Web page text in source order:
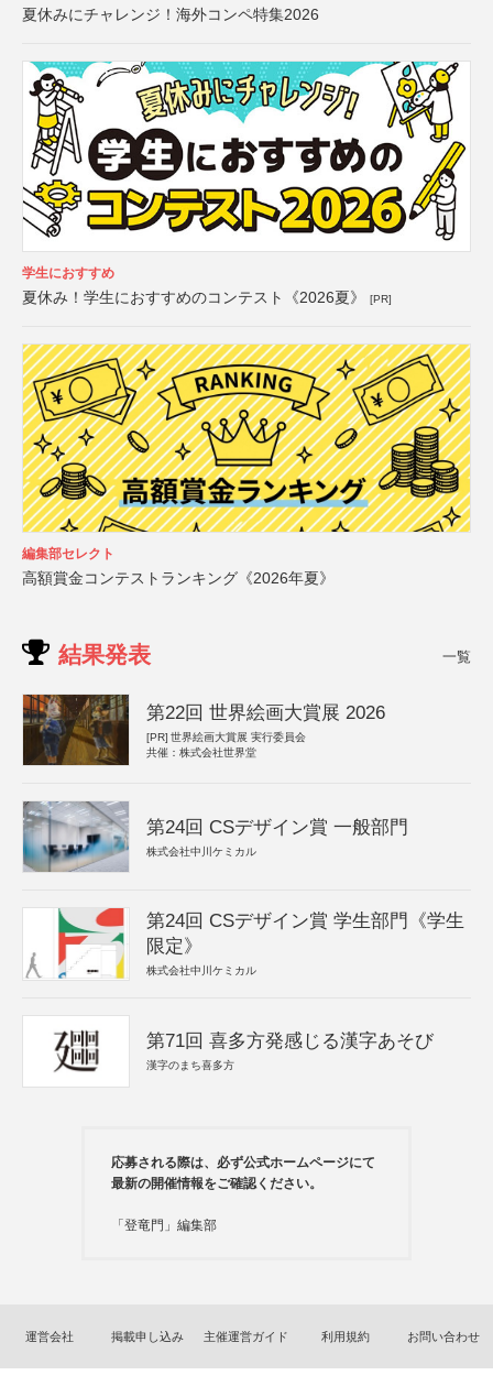
夏休みにチャレンジ！海外コンペ特集2026
学生におすすめ
夏休み！学生におすすめのコンテスト《2026夏》 [PR]
編集部セレクト
高額賞金コンテストランキング《2026年夏》
結果発表 一覧
第22回 世界絵画大賞展 2026
[PR] 世界絵画大賞展 実行委員会
共催：株式会社世界堂
第24回 CSデザイン賞 一般部門
株式会社中川ケミカル
第24回 CSデザイン賞 学生部門《学生
限定》
株式会社中川ケミカル
第71回 喜多方発感じる漢字あそび
漢字のまち喜多方
応募される際は、必ず公式ホームページにて
最新の開催情報をご確認ください。
「登竜門」編集部
運営会社 掲載申し込み 主催運営ガイド 利用規約 お問い合わせ